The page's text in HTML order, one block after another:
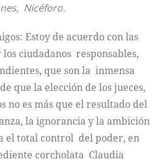
Nicéforo.
Estoy de acuerdo con las
ciudadanos responsables,
que son la inmensa
que la elección de los jueces,
no es más que el resultado del
la ignorancia y la ambición
el total control del poder, en
corcholata Claudia